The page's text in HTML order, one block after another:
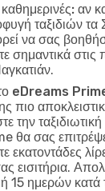
καθημερινές: αν
ταξιδιών τα
να σας
σημαντικά
eDreams
πιο
την
θα σας
εκατοντάδες
εισιτήρια.
15 ημερών κατά